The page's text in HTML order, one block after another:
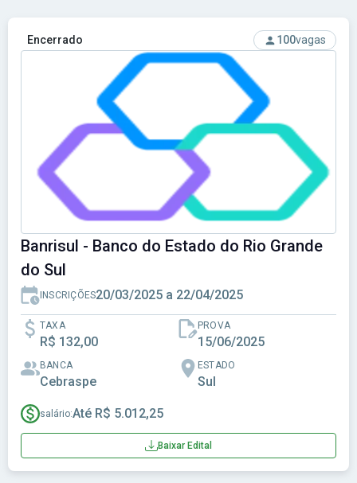
Encerrado 100vagas
Banrisul - Banco do Estado do Rio Grande
do Sul
INSCRIÇÕES20/03/2025 a 22/04/2025
TAXA
R$ 132,00
PROVA
15/06/2025
BANCA
Cebraspe
ESTADO
Sul
salário:Até R$ 5.012,25
Baixar Edital